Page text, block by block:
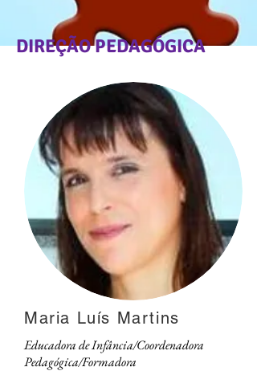
DIREÇÃO PEDAGÓGICA
Maria Luís Martins
Educadora de Infância/Coordenadora
Pedagógica/Formadora